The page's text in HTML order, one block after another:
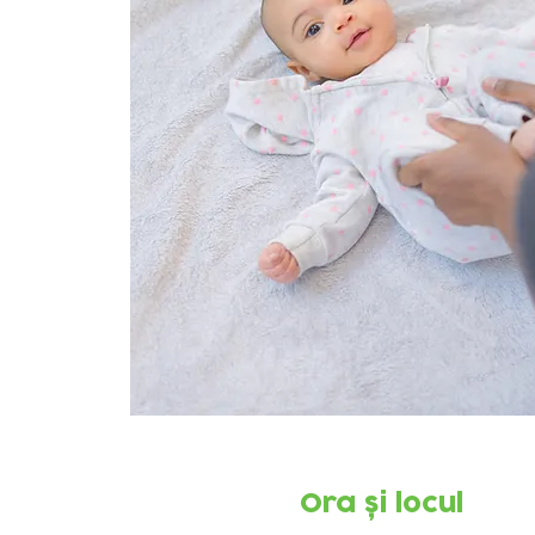
Ora și locul